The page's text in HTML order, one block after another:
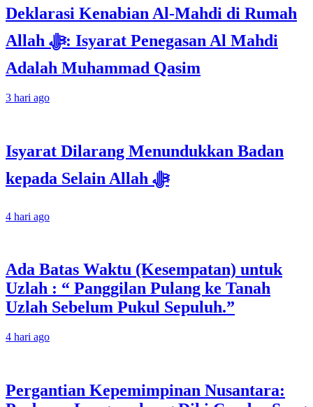
Deklarasi Kenabian Al-Mahdi di Rumah
Allah ﷻ: Isyarat Penegasan Al Mahdi
Adalah Muhammad Qasim
3 hari ago
Isyarat Dilarang Menundukkan Badan
kepada Selain Allah ﷻ
4 hari ago
Ada Batas Waktu (Kesempatan) untuk
Uzlah : “ Panggilan Pulang ke Tanah
Uzlah Sebelum Pukul Sepuluh.”
4 hari ago
Pergantian Kepemimpinan Nusantara: